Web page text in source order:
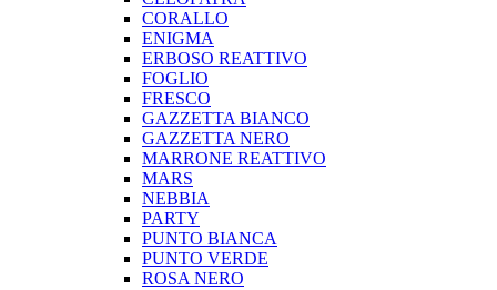
CORALLO
ENIGMA
ERBOSO REATTIVO
FOGLIO
FRESCO
GAZZETTA BIANCO
GAZZETTA NERO
MARRONE REATTIVO
MARS
NEBBIA
PARTY
PUNTO BIANCA
PUNTO VERDE
ROSA NERO